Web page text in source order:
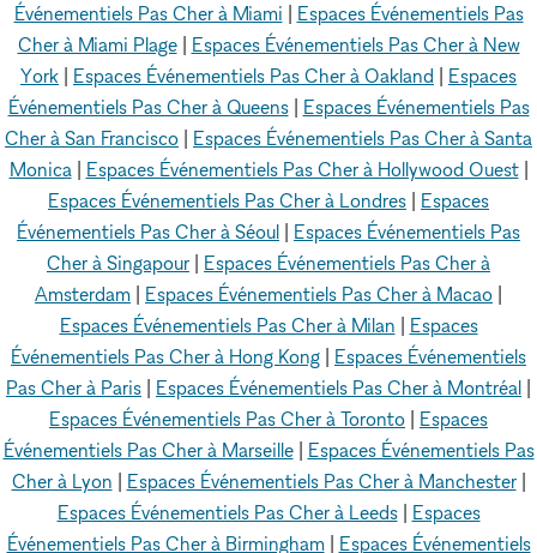
Événementiels Pas Cher à Miami
Espaces Événementiels Pas
Cher à Miami Plage| Espaces Événementiels Pas Cher à New
York
Espaces Événementiels Pas Cher à Oakland
Espaces
Événementiels Pas Cher à Queens| Espaces Événementiels Pas
Cher à San Francisco
Espaces Événementiels Pas Cher à Santa
Monica| Espaces Événementiels Pas Cher à Hollywood Ouest|
Espaces Événementiels Pas Cher à Londres
Espaces
Événementiels Pas Cher à Séoul
Espaces Événementiels Pas
Cher à Singapour
Espaces Événementiels Pas Cher à
Amsterdam
Espaces Événementiels Pas Cher à Macao
Espaces Événementiels Pas Cher à Milan
Espaces
Événementiels Pas Cher à Hong Kong
Espaces Événementiels
Pas Cher à Paris
Espaces Événementiels Pas Cher à Montréal
Espaces Événementiels Pas Cher à Toronto
Espaces
Événementiels Pas Cher à Marseille| Espaces Événementiels Pas
Cher à Lyon
Espaces Événementiels Pas Cher à Manchester|
Espaces Événementiels Pas Cher à Leeds| Espaces
Événementiels Pas Cher à Birmingham| Espaces Événementiels